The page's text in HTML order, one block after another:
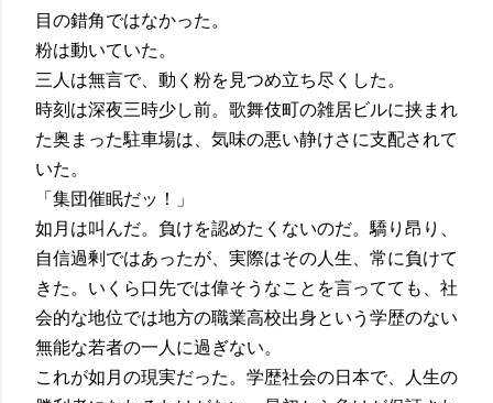
目の錯角ではなかった。
粉は動いていた。
三人は無言で、動く粉を見つめ立ち尽くした。
時刻は深夜三時少し前。歌舞伎町の雑居ビルに挟まれ
た奥まった駐車場は、気味の悪い静けさに支配されて
いた。
「集団催眠だッ！」
如月は叫んだ。負けを認めたくないのだ。驕り昂り、
自信過剰ではあったが、実際はその人生、常に負けて
きた。いくら口先では偉そうなことを言ってても、社
会的な地位では地方の職業高校出身という学歴のない
無能な若者の一人に過ぎない。
これが如月の現実だった。学歴社会の日本で、人生の